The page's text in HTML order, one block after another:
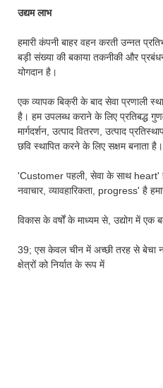
उद्यम लाभ
हमारी कंपनी बाहर वहन करती उन्नत
बड़ी संख्या की बकाया तकनीकी और
योगदान है।
एक व्यापक बिक्री के बाद सेवा प्रणाली
है। हम उपलब्ध कराने के लिए प्रतिबद्ध
मार्गदर्शन, उत्पाद वितरण, उत्पाद
छवि स्थापित करने के लिए सक्षम बनाता है।
'Customer पहली, सेवा के साथ heart'
नवाचार, व्यावहारिकता, progress' है
विकास के वर्षों के माध्यम से, उद्योग में एक
39; एस केवल चीन में अच्छी तरह से बेचा
क्षेत्रों को निर्यात के रूप में